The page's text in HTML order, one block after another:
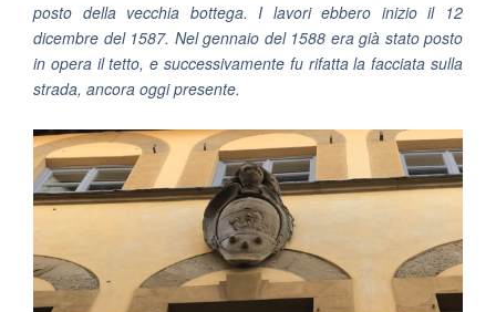
posto della vecchia bottega. I lavori ebbero inizio il 12
dicembre del 1587. Nel gennaio del 1588 era già stato posto
in opera il tetto, e successivamente fu rifatta la facciata sulla
strada, ancora oggi presente.